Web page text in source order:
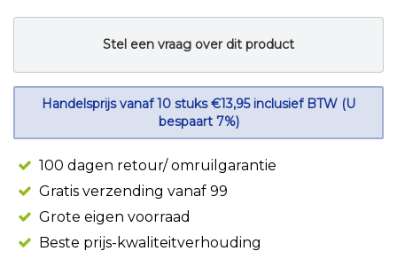
Stel een vraag over dit product
Handelsprijs vanaf 10 stuks €13,95 inclusief BTW (U
bespaart 7%)
100 dagen retour/ omruilgarantie
Gratis verzending vanaf 99
Grote eigen voorraad
Beste prijs-kwaliteitverhouding